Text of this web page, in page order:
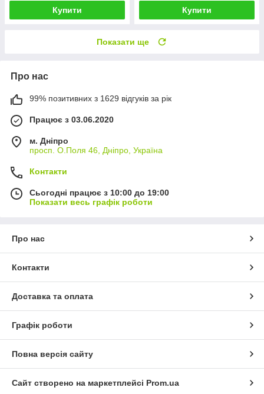
Купити Купити
Показати ще
Про нас
99% позитивних з 1629 відгуків за рік
Працює з 03.06.2020
м. Дніпро
просп. О.Поля 46, Дніпро, Україна
Контакти
Сьогодні працює з 10:00 до 19:00
Показати весь графік роботи
Про нас
Контакти
Доставка та оплата
Графік роботи
Повна версія сайту
Сайт створено на маркетплейсі Prom.ua